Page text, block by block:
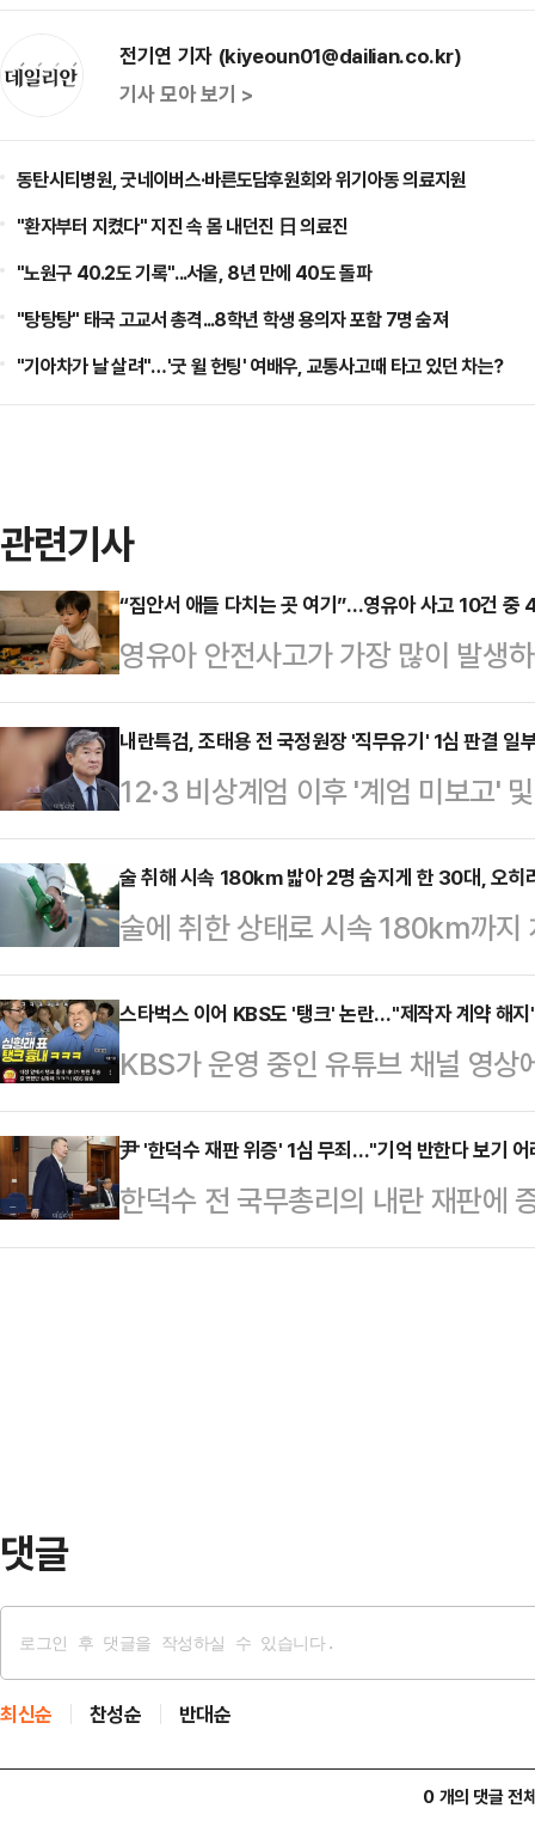
전기연 기자 (kiyeoun01@dailian.co.kr)
기사 모아 보기 >
동탄시티병원, 굿네이버스·바른도담후원회와 위기아동 의료지원
"환자부터 지켰다" 지진 속 몸 내던진 日 의료진
"노원구 40.2도 기록"...서울, 8년 만에 40도 돌파
"탕탕탕" 태국 고교서 총격...8학년 학생 용의자 포함 7명 숨져
"기아차가 날 살려"…'굿 윌 헌팅' 여배우, 교통사고때 타고 있던 차는?
관련기사
“집안서 애들 다치는 곳 여기”…영유아 사고 10건 중
영유아 안전사고가 가장 많이 발생
거실인 것으로 나타났다. 특히 보호
중됐다.28일 질병관리청에 따르
자심층조사 자료를 분석한 결과, 7
24만9934건으로 집계됐다.손상
다. 이어 방·침실 39.1%, 부엌
상이 52.7%로 가장 많았지만 1세
내란특검, 조태용 전 국정원장 '직무유기' 1심 판결 일
12·3 비상계엄 이후 '계엄 미보고'
고 받은 조태용 전 국가정보원장의
이 불복해 항소했다.28일 법조계에
국정원법 위반 등 혐의에 대한 1심
부당을 이유로 전날 항소를 제기했
(류경진 부장판사)는 지난 21일 국
등 혐의로 구속기소 된 조 전 원장
팀이 구…
술 취해 시속 180km 밟아 2명 숨지게 한 30대, 오히
술에 취한 상태로 시속 180km까
소심에서 감형을 받아 논란이 일고
(이은혜 부장판사)는 특정범죄가중
소된 A(32)씨에게 징역 6년을 선
된 바 있다.재판부는 "죄질이 매우
은 정신적 고통을 겪는 것으로 보인
이 없는 초범인 점, 범행을 인정하
합…
스타벅스 이어 KBS도 '탱크' 논란…"제작자 계약 해
KBS가 운영 중인 유튜브 채널 영
졌다.26일 유튜브 채널 'KBS
내', '대장 앞에서 탱크 흉내 내다가
영상이 게재됐다.해당 영상은 코미
면으로, '탱크'를 연상할 만한 행동
尹 '한덕수 재판 위증' 1심 무죄…"기억 반한다 보기
한덕수 전 국무총리의 내란 재판에
에 넘겨진 윤석열 전 대통령이 1심
댓글
최신순 찬성순 반대순
0 개의 댓글 전